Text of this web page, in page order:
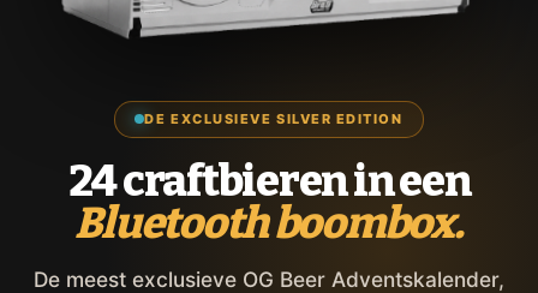
DE EXCLUSIEVE SILVER EDITION
24 craftbieren in een
Bluetooth boombox.
De meest exclusieve OG Beer Adventskalender,